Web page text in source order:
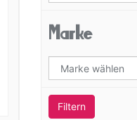
Marke
Filtern